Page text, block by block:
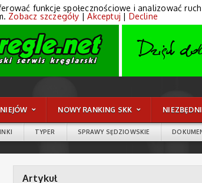
NOWY RANKING SKK
TYPER SPRAWY SĘDZIOWSKIE
Artykuł
funkcje społecznościowe i analizować
Zobacz szczegóły |Akceptuj | Decline